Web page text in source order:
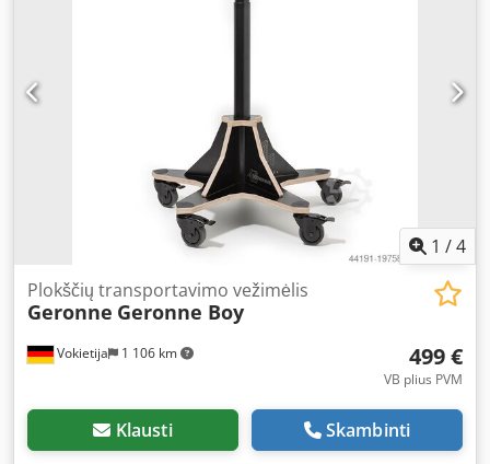
1 /4
Vokietija 1 106 km
Plokščių transportavimo vežimėlis
Geronne Geronne Boy
499 €
VB plius PVM
Klausti Skambinti